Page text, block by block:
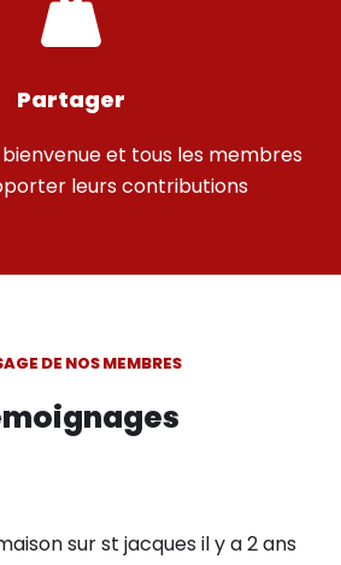
Partager
et tous les membres
leurs contributions
DE NOS MEMBRES
sur st jacques il y a 2 ans